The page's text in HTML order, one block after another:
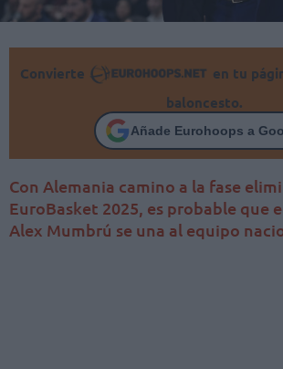
Convierte
en tu
baloncesto.
Añade Eurohoops a
Con Alemania camino a la fase
EuroBasket 2025, es probable que
Alex Mumbrú se una al equipo